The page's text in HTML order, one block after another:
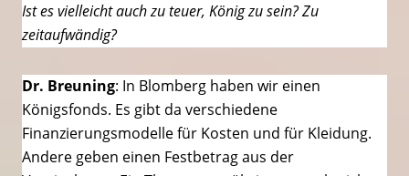
Ist es vielleicht auch zu teuer, König zu sein? Zu
zeitaufwändig?
Dr. Breuning: In Blomberg haben wir einen
Königsfonds. Es gibt da verschiedene
Finanzierungsmodelle für Kosten und für Kleidung.
Andere geben einen Festbetrag aus der